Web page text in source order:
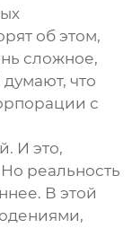
об этом,
сложное,
что
с
И это,
реальность
В этой